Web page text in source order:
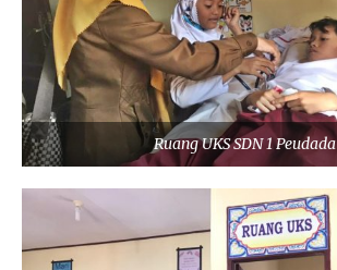
Ruang UKS SDN 1 Peudada